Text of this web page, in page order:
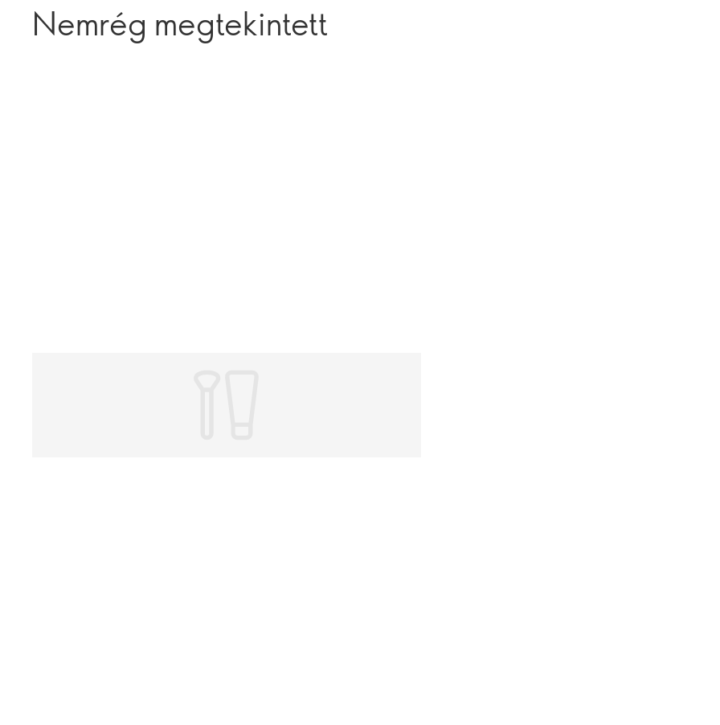
Nemrég megtekintett